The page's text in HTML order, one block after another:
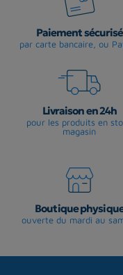
Paiement sécurisé
par carte bancaire, ou
Livraison en 24h
pour les produits en
magasin
Boutique
ouverte du mardi au